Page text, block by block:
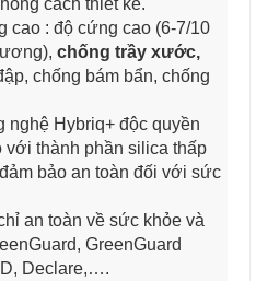
cao : độ cứng cao (6-7/10
chống trầy xước,
chống bám bẩn, chống
nghệ Hybriq+ độc quyền
với thành phần silica thấp
bảo an toàn đối với sức
an toàn về sức khỏe và
GreenGuard
Declare,….